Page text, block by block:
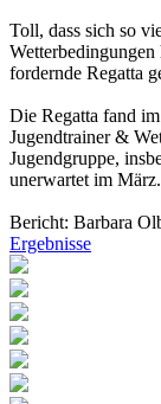
Toll, dass sich so
Wetterbedingungen
fordernde Regatta
Die Regatta fand
Jugendtrainer &
Jugendgruppe,
unerwartet im März.
Bericht: Barbara
Ergebnisse